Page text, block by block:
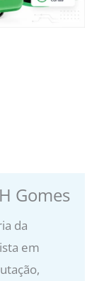
Gomes
da
em